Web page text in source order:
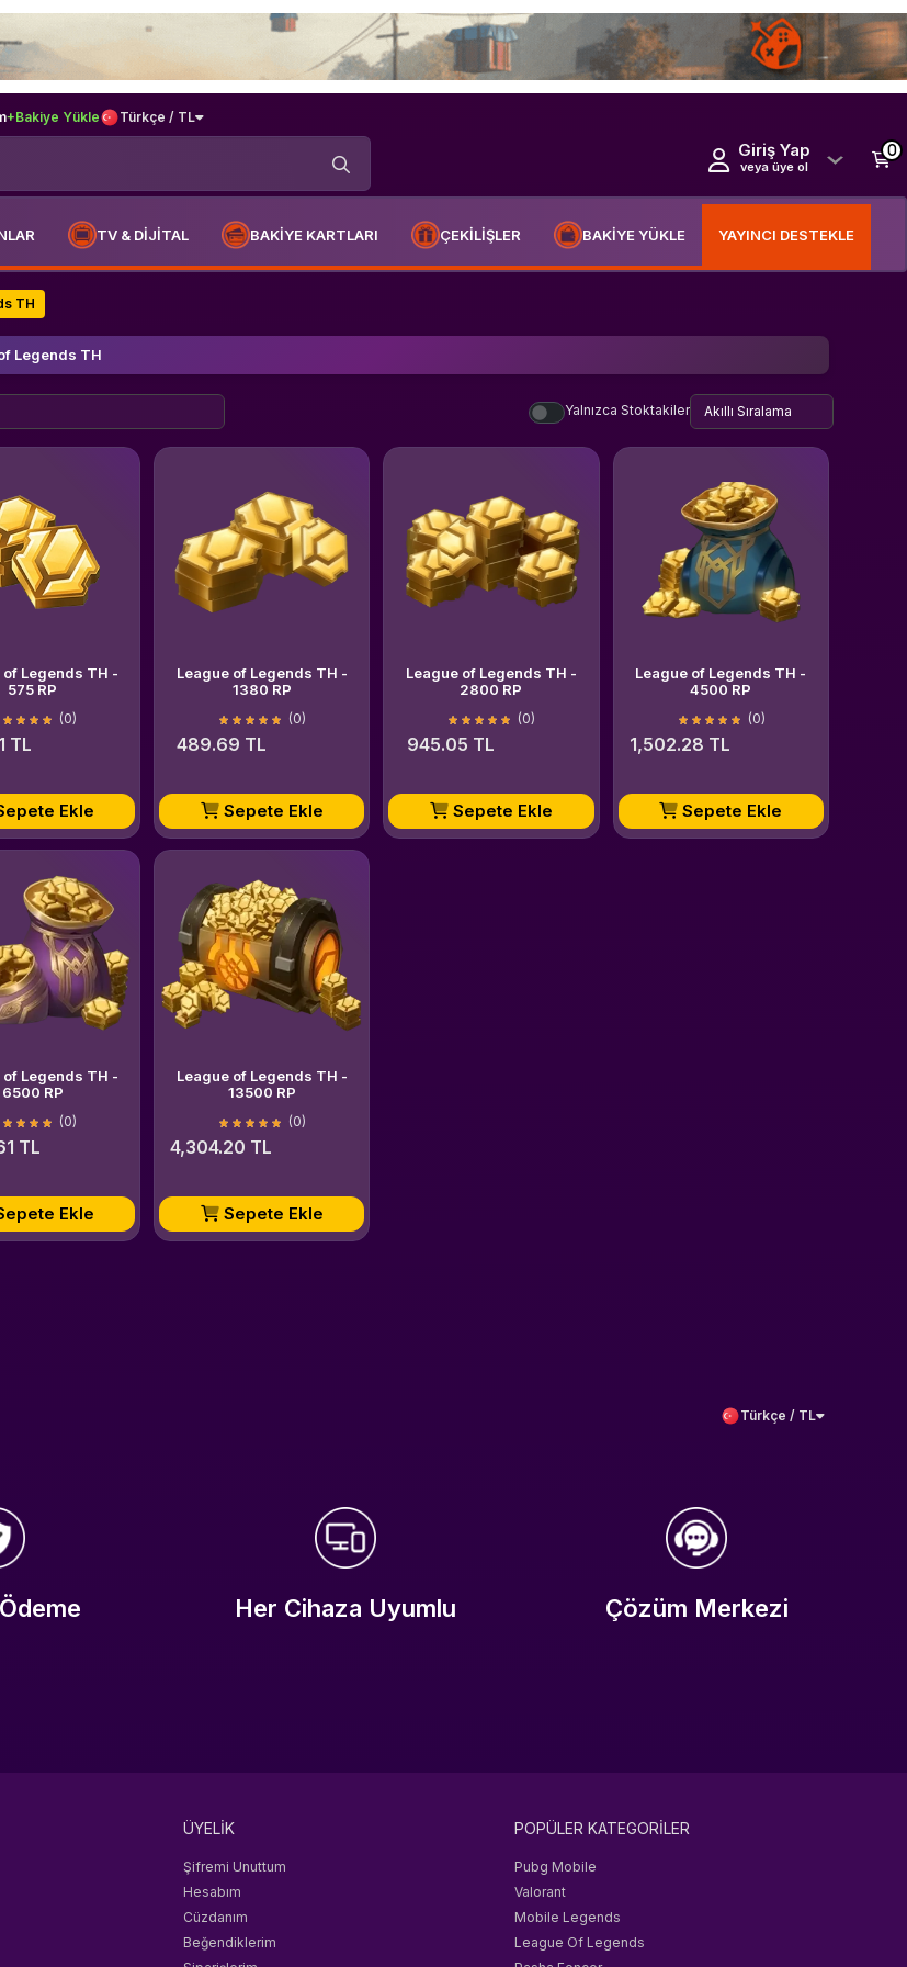
+Bakiye Yükle Türkçe / TL
Giriş Yap
veya üye ol
0
TV & DİJİTAL BAKİYE KARTLARI ÇEKİLİŞLER BAKİYE YÜKLE YAYINCI DESTEKLE
TH
Legends TH
Yalnızca Stoktakiler
of Legends TH -
575 RP
(0)
TL
Ekle
League of Legends TH -
1380 RP
(0)
489.69 TL
Sepete Ekle
League of Legends TH -
2800 RP
(0)
945.05 TL
Sepete Ekle
League of Legends TH -
4500 RP
(0)
1,502.28 TL
Sepete Ekle
of Legends TH -
6500 RP
(0)
TL
Ekle
League of Legends TH -
13500 RP
(0)
4,304.20 TL
Sepete Ekle
Türkçe / TL
Her Cihaza Uyumlu Çözüm Merkezi
ÜYELİK
Şifremi Unuttum
Hesabım
Cüzdanım
Beğendiklerim
POPÜLER KATEGORİLER
Pubg Mobile
Valorant
Mobile Legends
League Of Legends